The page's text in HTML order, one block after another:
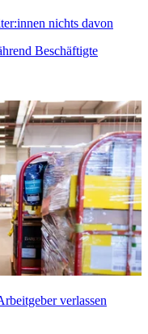
nichts davon
Beschäftigte
verlassen